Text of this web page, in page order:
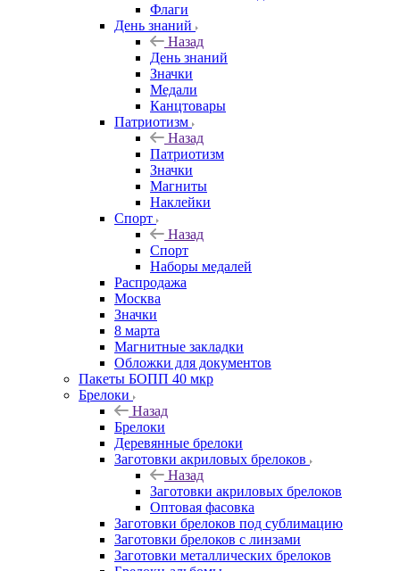
Флаги
День знаний
Назад
День знаний
Значки
Медали
Канцтовары
Патриотизм
Назад
Патриотизм
Значки
Магниты
Наклейки
Спорт
Назад
Спорт
Наборы медалей
Распродажа
Москва
Значки
8 марта
Магнитные закладки
Обложки для документов
Пакеты БОПП 40 мкр
Брелоки
Назад
Брелоки
Деревянные брелоки
Заготовки акриловых брелоков
Назад
Заготовки акриловых брелоков
Оптовая фасовка
Заготовки брелоков под сублимацию
Заготовки брелоков с линзами
Заготовки металлических брелоков